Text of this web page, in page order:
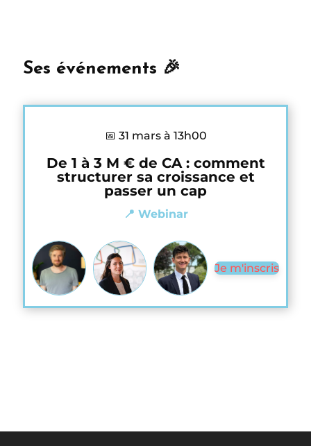
Ses événements 🎉
📅 31 mars à 13h00
De 1 à 3 M € de CA : comment
structurer sa croissance et
passer un cap
📍 Webinar
Je m'inscris